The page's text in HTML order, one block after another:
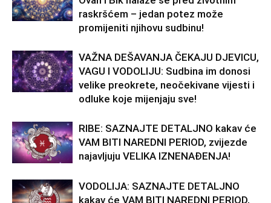
raskršćem – jedan potez može
promijeniti njihovu sudbinu!
VAŽNA DEŠAVANJA ČEKAJU DJEVICU,
VAGU I VODOLIJU: Sudbina im donosi
velike preokrete, neočekivane vijesti i
odluke koje mijenjaju sve!
RIBE: SAZNAJTE DETALJNO kakav će
VAM BITI NAREDNI PERIOD, zvijezde
najavljuju VELIKA IZNENAĐENJA!
VODOLIJA: SAZNAJTE DETALJNO
kakav će VAM BITI NAREDNI PERIOD,